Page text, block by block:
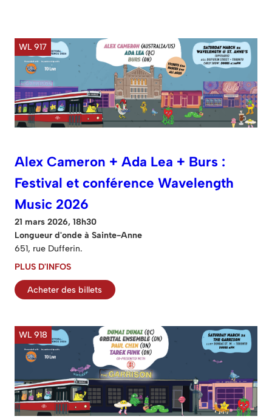
WL 917
Alex Cameron + Ada Lea + Burs :
Festival et conférence Wavelength
Music 2026
21 mars 2026, 18h30
Longueur d'onde à Sainte-Anne
651, rue Dufferin.
PLUS D'INFOS
Acheter des billets
WL 918